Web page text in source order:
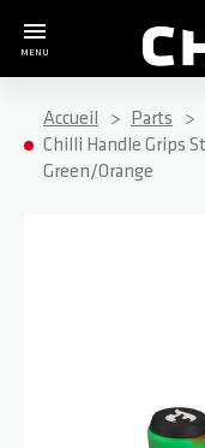
MENU
Accueil
Parts
Chilli Handle Grips
Green/Orange